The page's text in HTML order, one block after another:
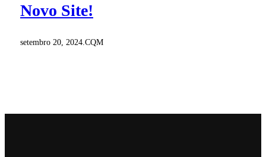
Novo Site!
setembro 20, 2024 CQM